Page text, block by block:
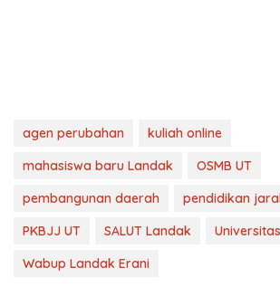
agen perubahan
kuliah online
mahasiswa baru Landak
OSMB UT
pembangunan daerah
pendidikan
PKBJJ UT
SALUT Landak
Wabup Landak Erani